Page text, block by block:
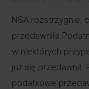
NSA rozstrzygnie,
przedawniła
w niektórych
już się przedawnił.
podatkowe